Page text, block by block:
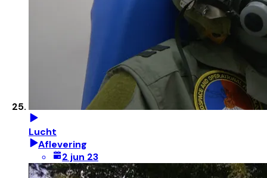
Lucht
Aflevering
2 jun 23